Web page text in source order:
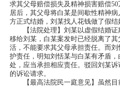
求其父母赔偿损失及精神损害赔偿
居后，其父母将白某是间歇性精神
方正式结婚，刘某找人花钱做了假结
【法院处理】刘某以虚假结婚证
移给刘某，白某案发时已经脱离了
活，不能要求其父母承担责任。而
护责任，明知刘恬某与白某有矛盾
处，应当承担相应责任。驳回刘某
的诉讼请求。
【最高法院民一庭意见】虽然目